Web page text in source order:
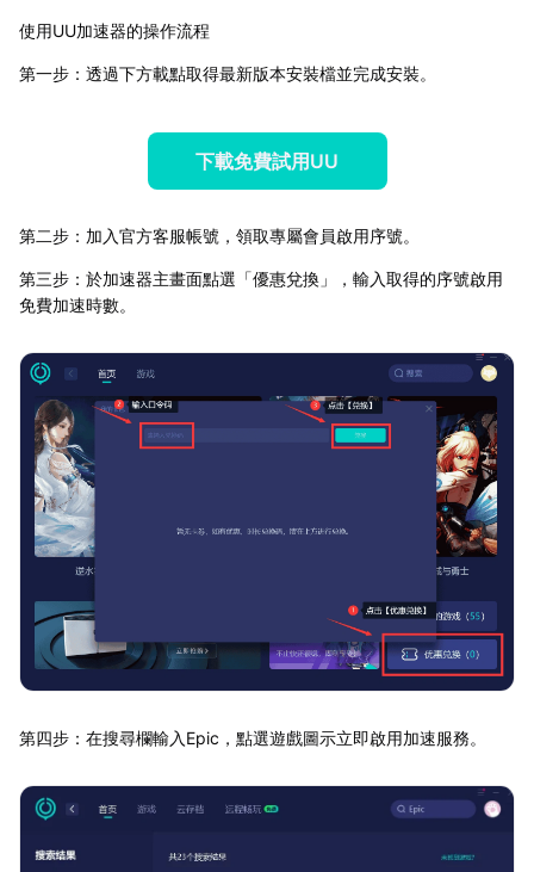
使用UU加速器的操作流程
第一步：透過下方載點取得最新版本安裝檔並完成安裝。
下載免費試用UU
第二步：加入官方客服帳號，領取專屬會員啟用序號。
第三步：於加速器主畫面點選「優惠兌換」，輸入取得的序號啟用
免費加速時數。
第四步：在搜尋欄輸入Epic，點選遊戲圖示立即啟用加速服務。